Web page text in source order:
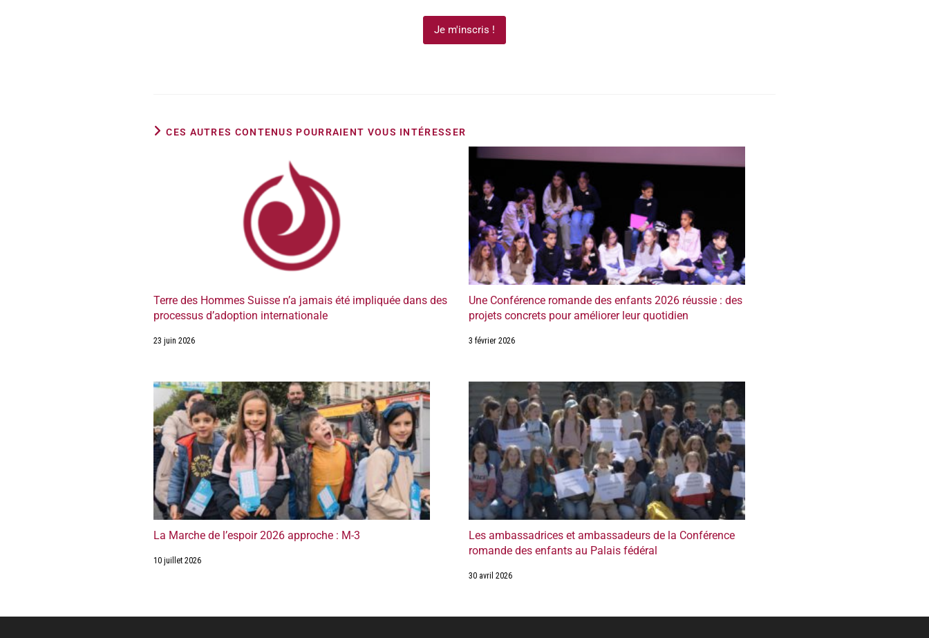
Je m'inscris !
CES AUTRES CONTENUS POURRAIENT VOUS INTÉRESSER
Terre des Hommes Suisse n’a jamais été impliquée dans des
processus d’adoption internationale
23 juin 2026
Une Conférence romande des enfants 2026 réussie : des
projets concrets pour améliorer leur quotidien
3 février 2026
La Marche de l’espoir 2026 approche : M-3
10 juillet 2026
Les ambassadrices et ambassadeurs de la Conférence
romande des enfants au Palais fédéral
30 avril 2026